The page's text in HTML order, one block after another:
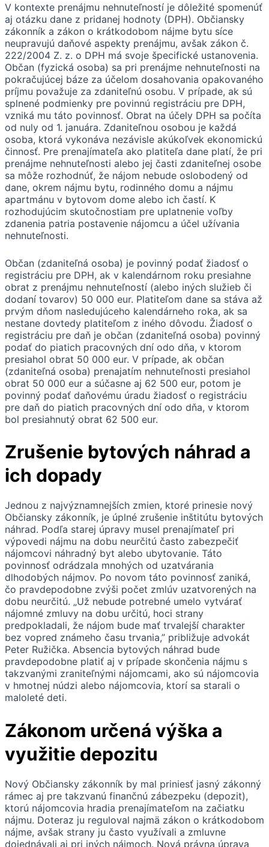
V kontexte prenájmu nehnuteľností je dôležité spomenúť
aj otázku dane z pridanej hodnoty (DPH). Občiansky
zákonník a zákon o krátkodobom nájme bytu síce
neupravujú daňové aspekty prenájmu, avšak zákon č.
222/2004 Z. z. o DPH má svoje špecifické ustanovenia.
Občan (fyzická osoba) sa pri prenájme nehnuteľnosti na
pokračujúcej báze za účelom dosahovania opakovaného
príjmu považuje za zdaniteľnú osobu. V prípade, ak sú
splnené podmienky pre povinnú registráciu pre DPH,
vzniká mu táto povinnosť. Obrat na účely DPH sa počíta
od nuly od 1. januára. Zdaniteľnou osobou je každá
osoba, ktorá vykonáva nezávisle akúkoľvek ekonomickú
činnosť. Pre prenajímateľa ako platiteľa dane platí, že pri
prenájme nehnuteľnosti alebo jej časti zdaniteľnej osobe
sa môže rozhodnúť, že nájom nebude oslobodený od
dane, okrem nájmu bytu, rodinného domu a nájmu
apartmánu v bytovom dome alebo ich častí. K
rozhodujúcim skutočnostiam pre uplatnenie voľby
zdanenia patria postavenie nájomcu a účel užívania
nehnuteľnosti.
Občan (zdaniteľná osoba) je povinný podať žiadosť o
registráciu pre DPH, ak v kalendárnom roku presiahne
obrat z prenájmu nehnuteľností (alebo iných služieb či
dodaní tovarov) 50 000 eur. Platiteľom dane sa stáva až
prvým dňom nasledujúceho kalendárneho roka, ak sa
nestane dovtedy platiteľom z iného dôvodu. Žiadosť o
registráciu pre daň je občan (zdaniteľná osoba) povinný
podať do piatich pracovných dní odo dňa, v ktorom
presiahol obrat 50 000 eur. V prípade, ak občan
(zdaniteľná osoba) prenajatím nehnuteľnosti presiahol
obrat 50 000 eur a súčasne aj 62 500 eur, potom je
povinný podať daňovému úradu žiadosť o registráciu
pre daň do piatich pracovných dní odo dňa, v ktorom
bol presiahnutý obrat 62 500 eur.
Zrušenie bytových náhrad a
ich dopady
Jednou z najvýznamnejších zmien, ktoré prinesie nový
Občiansky zákonník, je úplné zrušenie inštitútu bytových
náhrad. Podľa starej úpravy musel prenajímateľ pri
výpovedi nájmu na dobu neurčitú často zabezpečiť
nájomcovi náhradný byt alebo ubytovanie. Táto
povinnosť odrádzala mnohých od uzatvárania
dlhodobých nájmov. Po novom táto povinnosť zaniká,
čo pravdepodobne zvýši počet zmlúv uzatvorených na
dobu neurčitú. „Už nebude potrebné umelo vytvárať
nájomné zmluvy na dobu určitú, hoci strany
predpokladali, že nájom bude mať trvalejší charakter
bez vopred známeho času trvania,” približuje advokát
Peter Ružička. Absencia bytových náhrad bude
pravdepodobne platiť aj v prípade skončenia nájmu s
takzvanými zraniteľnými nájomcami, ako sú nájomcovia
v hmotnej núdzi alebo nájomcovia, ktorí sa starali o
maloleté deti.
Zákonom určená výška a
využitie depozitu
Nový Občiansky zákonník by mal priniesť jasný zákonný
rámec aj pre takzvanú finančnú zábezpeku (depozit),
ktorú nájomcovia hradia prenajímateľom na začiatku
nájmu. Doteraz ju reguloval najmä zákon o krátkodobom
nájme, avšak strany ju často využívali a zmluvne
dojednávali aj pri iných nájmoch. Nová právna úprava